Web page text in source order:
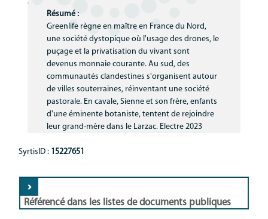
Outils de médiation
Action sociale et culturelle
Communication
Équipe de la bibliothèque
Sélections thématiques
Résumé :
Greenlife règne en maître en France du Nord,
une société dystopique où l'usage des drones, le
puçage et la privatisation du vivant sont
devenus monnaie courante. Au sud, des
communautés clandestines s'organisent autour
de villes souterraines, réinventant une société
pastorale. En cavale, Sienne et son frère, enfants
d'une éminente botaniste, tentent de rejoindre
leur grand-mère dans le Larzac. Electre 2023
SyrtisID : 15227651
Référencé dans les listes de documents publiques